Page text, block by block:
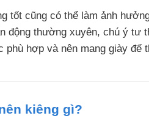
tốt cũng có thể làm ảnh
động thường xuyên, chú ý tư
hợp và nên mang giày đế
kiêng gì?